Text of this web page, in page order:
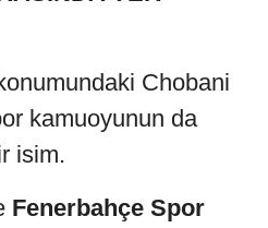
Chobani
kamuoyunun da
isim.
Fenerbahçe Spor